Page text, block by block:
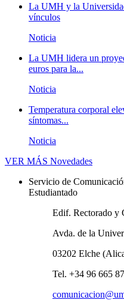
La UMH y la
vínculos
Noticia
La UMH lidera un
euros para la...
Noticia
Temperatura corporal
síntomas...
Noticia
VER MÁS Novedades
Servicio de
Estudiantado
Edif. Rectorado y
Avda. de la
03202 Elche
Tel. +34 96 665